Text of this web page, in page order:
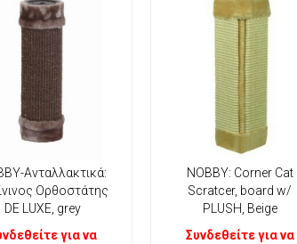
Ανταλλακτικά:
Ορθοστάτης
DE LUXE, grey
για να
NOBBY: Corner Cat
Scratcer, board w/
PLUSH, Beige
Συνδεθείτε για να